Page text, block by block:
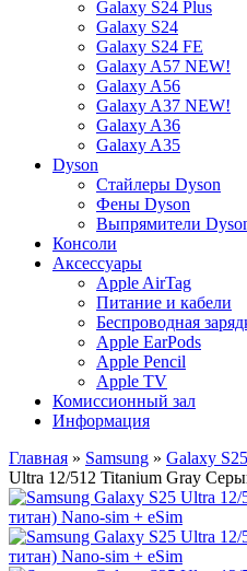
Galaxy S24 Plus
Galaxy S24
Galaxy S24 FE
Galaxy A57 NEW!
Galaxy A56
Galaxy A37 NEW!
Galaxy A36
Galaxy A35
Dyson
Стайлеры Dyson
Фены Dyson
Выпрямители
Консоли
Аксессуары
Apple AirTag
Питание и кабели
Беспроводная
Apple EarPods
Apple Pencil
Apple TV
Комиссионный зал
Информация
Главная » Samsung » Galaxy
Ultra 12/512 Titanium Gray